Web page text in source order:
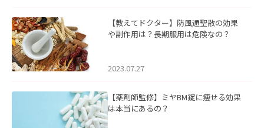
【教えてドクター】防風通聖散の効果
や副作用は？長期服用は危険なの？
2023.07.27
【薬剤師監修】ミヤBM錠に痩せる効果
は本当にあるの？